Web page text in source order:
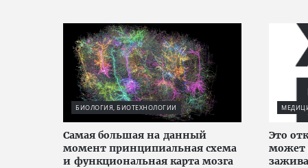
БИОЛОГИЯ, БИОТЕХНОЛОГИИ
Cамая большая на данный
момент принципиальная схема
и функциональная карта мозга
Это
может